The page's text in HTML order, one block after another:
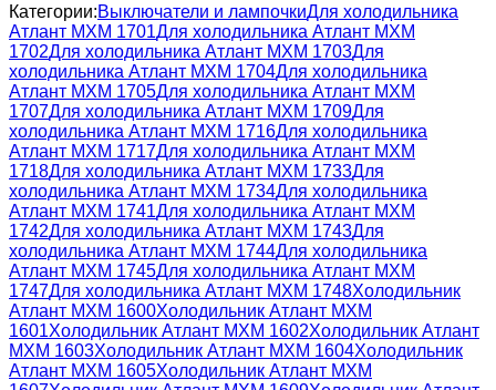
Категории:Выключатели и лампочкиДля холодильника
Атлант МХМ 1701Для холодильника Атлант МХМ
1702Для холодильника Атлант МХМ 1703Для
холодильника Атлант МХМ 1704Для холодильника
Атлант МХМ 1705Для холодильника Атлант МХМ
1707Для холодильника Атлант МХМ 1709Для
холодильника Атлант МХМ 1716Для холодильника
Атлант МХМ 1717Для холодильника Атлант МХМ
1718Для холодильника Атлант МХМ 1733Для
холодильника Атлант МХМ 1734Для холодильника
Атлант МХМ 1741Для холодильника Атлант МХМ
1742Для холодильника Атлант МХМ 1743Для
холодильника Атлант МХМ 1744Для холодильника
Атлант МХМ 1745Для холодильника Атлант МХМ
1747Для холодильника Атлант МХМ 1748Холодильник
Атлант МХМ 1600Холодильник Атлант МХМ
1601Холодильник Атлант МХМ 1602Холодильник Атлант
МХМ 1603Холодильник Атлант МХМ 1604Холодильник
Атлант МХМ 1605Холодильник Атлант МХМ